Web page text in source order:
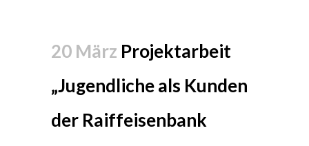
20 März Projektarbeit
„Jugendliche als Kunden
der Raiffeisenbank